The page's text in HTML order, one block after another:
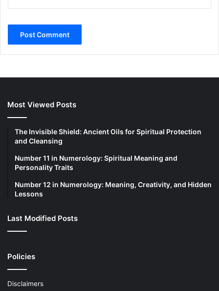
Most Viewed Posts
The Invisible Shield: Ancient Oils for Spiritual Protection
and Cleansing
Number 11 in Numerology: Spiritual Meaning and
Personality Traits
Number 12 in Numerology: Meaning, Creativity, and Hidden
Lessons
Last Modified Posts
Policies
Disclaimers